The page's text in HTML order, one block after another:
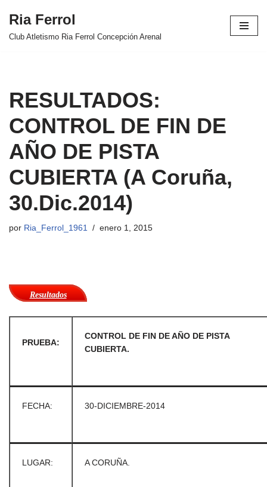
Saltar
Ria Ferrol
Club Atletismo Ria Ferrol Concepción Arenal
RESULTADOS:
CONTROL DE FIN DE
AÑO DE PISTA
CUBIERTA (A Coruña,
30.Dic.2014)
por Ria_Ferrol_1961 enero 1, 2015
Resultados
PRUEBA:
CONTROL DE FIN DE AÑO DE PISTA
CUBIERTA.
FECHA: 30-DICIEMBRE-2014
LUGAR: A CORUÑA.